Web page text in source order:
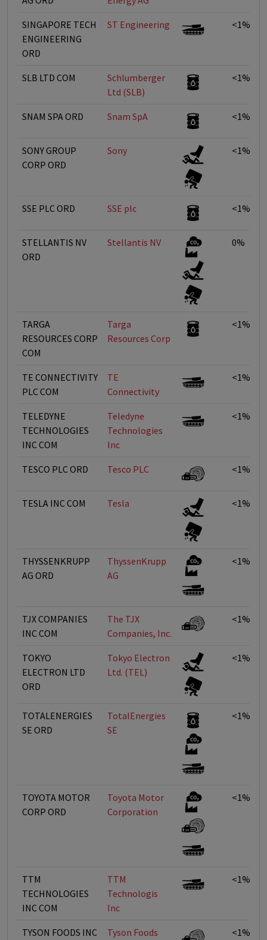
SINGAPORE TECH
ENGINEERING
ORD
ST Engineering <1%
SLB LTD COM
Schlumberger
Ltd (SLB)
<1%
SNAM SPA ORD Snam SpA <1%
SONY GROUP
CORP ORD
Sony <1%
SSE PLC ORD SSE plc <1%
STELLANTIS NV
ORD
Stellantis NV 0%
TARGA
RESOURCES CORP
COM
Targa
Resources Corp
<1%
TE CONNECTIVITY
PLC COM
TE
Connectivity
<1%
TELEDYNE
TECHNOLOGIES
INC COM
Teledyne
Technologies
Inc
<1%
TESCO PLC ORD Tesco PLC <1%
TESLA INC COM Tesla <1%
THYSSENKRUPP
AG ORD
ThyssenKrupp
AG
<1%
TJX COMPANIES
INC COM
The TJX
Companies, Inc.
<1%
TOKYO
ELECTRON LTD
ORD
Tokyo Electron
Ltd. (TEL)
<1%
TOTALENERGIES
SE ORD
TotalEnergies
SE
<1%
TOYOTA MOTOR
CORP ORD
Toyota Motor
Corporation
<1%
TTM
TECHNOLOGIES
INC COM
TTM
Technologis
Inc
<1%
TYSON FOODS INC
Tyson Foods
<1%